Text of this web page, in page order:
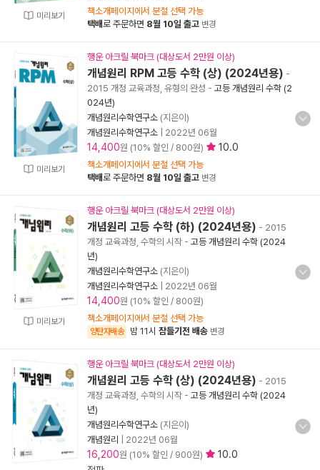
미리보기
책소개페이지에서 분철 선택 가능
택배로 주문하면 8월 10일 출고 변경
미리보기
행운 아크릴 북마크 (대상도서 2만원 이상)
개념원리 RPM 고등 수학 (상) (2024년용) -
2015 개정 교육과정, 유형의 완성 - 고등 개념원리 수학 (2
024년)
개념원리수학연구소 (지은이)
개념원리수학연구소
2022년 06월
14,400원 (10% 할인 / 800원) 10.0
책소개페이지에서 분철 선택 가능
택배로 주문하면 8월 10일 출고 변경
미리보기
행운 아크릴 북마크 (대상도서 2만원 이상)
개념원리 고등 수학 (하) (2024년용) - 2015
개정 교육과정, 수학의 시작 - 고등 개념원리 수학 (2024
년)
개념원리수학연구소 (지은이)
개념원리수학연구소
2022년 06월
14,400원 (10% 할인 / 800원)
책소개페이지에서 분철 선택 가능
양탄자배송 밤 11시 잠들기전 배송 변경
행운 아크릴 북마크 (대상도서 2만원 이상)
개념원리 고등 수학 (상) (2024년용) - 2015
개정 교육과정, 수학의 시작 - 고등 개념원리 수학 (2024
년)
개념원리수학연구소 (지은이)
개념원리
2022년 06월
16,200원 (10% 할인 / 900원)
10.0